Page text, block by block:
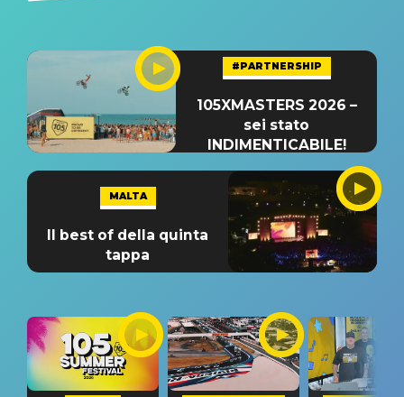
#PARTNERSHIP
105XMASTERS 2026 –
sei stato
INDIMENTICABILE!
MALTA
Il best of della quinta
tappa